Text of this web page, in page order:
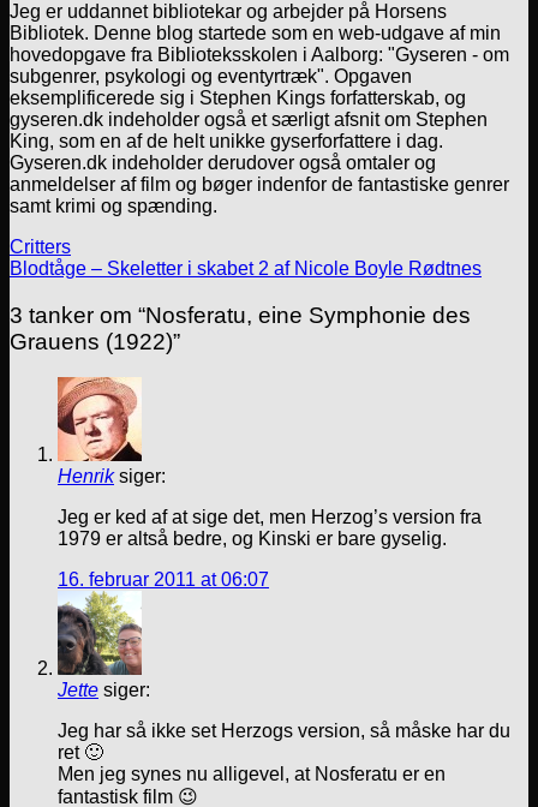
Jeg er uddannet bibliotekar og arbejder på Horsens
Bibliotek. Denne blog startede som en web-udgave af min
hovedopgave fra Biblioteksskolen i Aalborg: "Gyseren - om
subgenrer, psykologi og eventyrtræk". Opgaven
eksemplificerede sig i Stephen Kings forfatterskab, og
gyseren.dk indeholder også et særligt afsnit om Stephen
King, som en af de helt unikke gyserforfattere i dag.
Gyseren.dk indeholder derudover også omtaler og
anmeldelser af film og bøger indenfor de fantastiske genrer
samt krimi og spænding.
Critters
Blodtåge – Skeletter i skabet 2 af Nicole Boyle Rødtnes
3 tanker om “Nosferatu, eine Symphonie des
Grauens (1922)”
Henrik siger:
Jeg er ked af at sige det, men Herzog’s version fra
1979 er altså bedre, og Kinski er bare gyselig.
16. februar 2011 at 06:07
Jette siger:
Jeg har så ikke set Herzogs version, så måske har du
ret 🙂
Men jeg synes nu alligevel, at Nosferatu er en
fantastisk film 😉